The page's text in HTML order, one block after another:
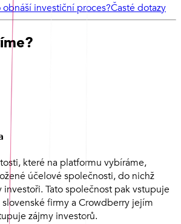
obnáší investiční proces?Časté dotazy
které na platformu vybíráme,
účelové společnosti, do nichž
Tato společnost pak vstupuje
firmy a Crowdberry jejím
zájmy investorů.